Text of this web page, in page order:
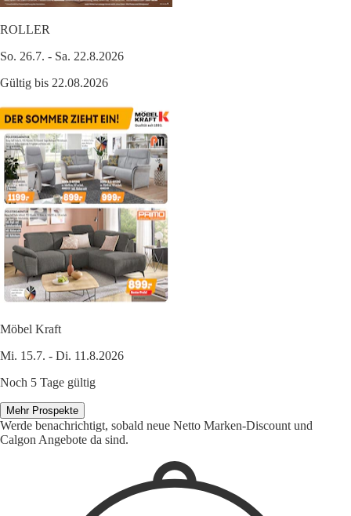
ROLLER
So. 26.7. - Sa. 22.8.2026
Gültig bis 22.08.2026
Möbel Kraft
Mi. 15.7. - Di. 11.8.2026
Noch 5 Tage gültig
Mehr Prospekte
Werde benachrichtigt, sobald neue Netto Marken-Discount und
Calgon Angebote da sind.